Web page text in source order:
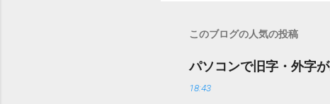
このブログの人気の投稿
パソコンで旧字・外字
18:43